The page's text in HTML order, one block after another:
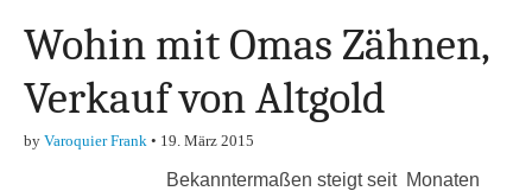
Wohin mit Omas Zähnen,
Verkauf von Altgold
by Varoquier Frank • 19. März 2015
Bekanntermaßen steigt seit Monaten